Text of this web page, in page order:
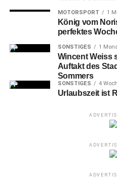
von links: Trainer Stefan Leitl, Paul
MOTORSPORT 1
König vom
perfektes
SONSTIGES 1
Wincent Weiss
Auftakt des
Sommers
SONSTIGES 4
Urlaubszeit ist